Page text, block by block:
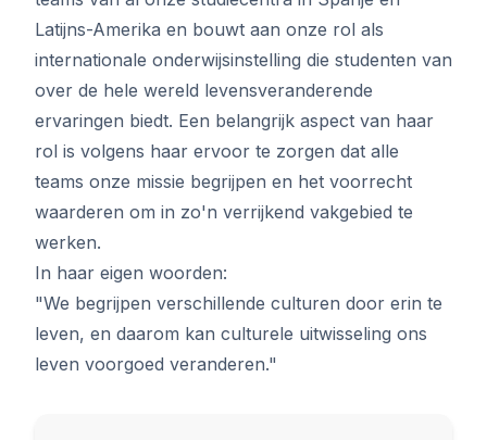
Latijns-Amerika en bouwt aan onze rol als
internationale onderwijsinstelling die studenten van
over de hele wereld levensveranderende
ervaringen biedt. Een belangrijk aspect van haar
rol is volgens haar ervoor te zorgen dat alle
teams onze missie begrijpen en het voorrecht
waarderen om in zo'n verrijkend vakgebied te
werken.
In haar eigen woorden:
"We begrijpen verschillende culturen door erin te
leven, en daarom kan culturele uitwisseling ons
leven voorgoed veranderen."